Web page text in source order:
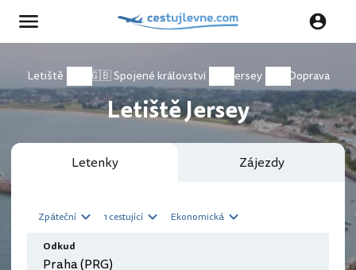
Letiště 🇬🇧 Spojené království Jersey Doprava
Letiště Jersey
Letenky Zájezdy
Zpáteční 1 cestující Ekonomická
Odkud